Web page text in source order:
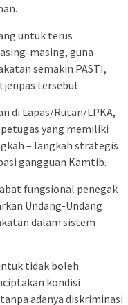
untuk terus
masing, guna
semakin PASTI,
tersebut.
di Lapas/Rutan/LPKA,
yang memiliki
– langkah strategis
gangguan Kamtib.
fungsional penegak
Undang-Undang
dalam sistem
tidak boleh
kondisi
adanya diskriminasi